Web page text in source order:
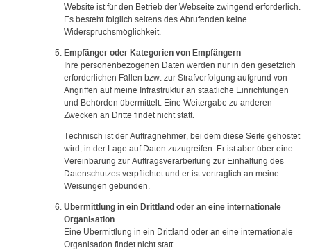
Website ist für den Betrieb der Webseite zwingend erforderlich.
Es besteht folglich seitens des Abrufenden keine
Widerspruchsmöglichkeit.
Empfänger oder Kategorien von Empfängern
Ihre personenbezogenen Daten werden nur in den gesetzlich
erforderlichen Fällen bzw. zur Strafverfolgung aufgrund von
Angriffen auf meine Infrastruktur an staatliche Einrichtungen
und Behörden übermittelt. Eine Weitergabe zu anderen
Zwecken an Dritte findet nicht statt.
Technisch ist der Auftragnehmer, bei dem diese Seite gehostet
wird, in der Lage auf Daten zuzugreifen. Er ist aber über eine
Vereinbarung zur Auftragsverarbeitung zur Einhaltung des
Datenschutzes verpflichtet und er ist vertraglich an meine
Weisungen gebunden.
Übermittlung in ein Drittland oder an eine internationale
Organisation
Eine Übermittlung in ein Drittland oder an eine internationale
Organisation findet nicht statt.